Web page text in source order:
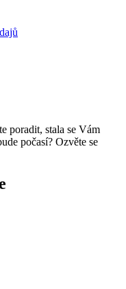
poradit, stala se Vám
počasí? Ozvěte se